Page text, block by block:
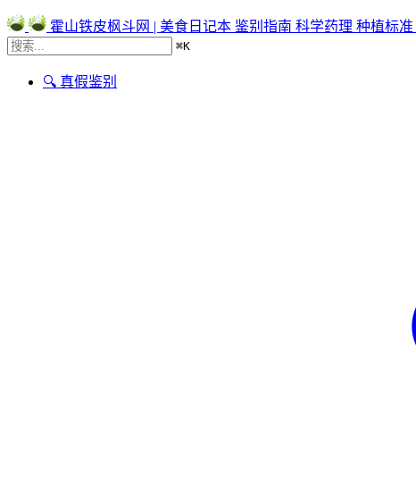
霍山铁皮枫斗网 | 美食日记本 鉴别指南 科学药理 种植标准
⌘K
🔍 真假鉴别